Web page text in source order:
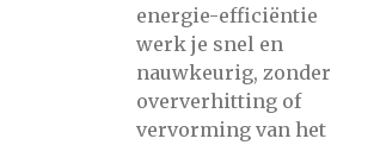
energie-efficiëntie
werk je snel en
nauwkeurig, zonder
oververhitting of
vervorming van het